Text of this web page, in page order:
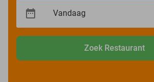
Zoek Restaurant